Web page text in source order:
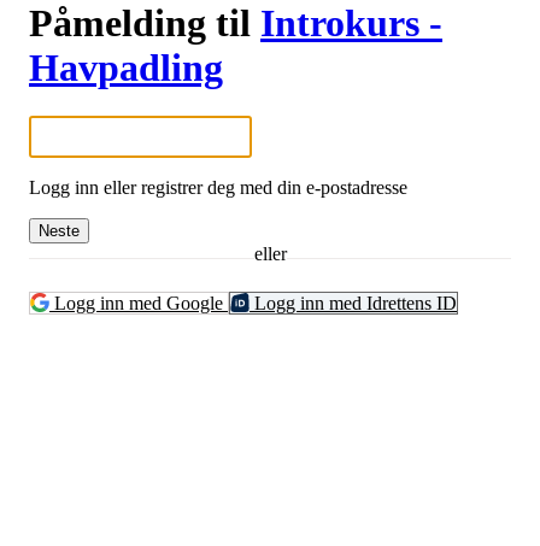
Påmelding til Introkurs -
Havpadling
Logg inn eller registrer deg med din e-postadresse
Neste
eller
Logg inn med Google Logg inn med Idrettens ID